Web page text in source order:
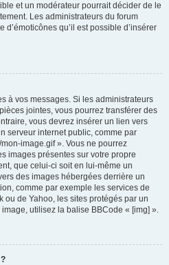
et un modérateur pourrait décider de le
Les administrateurs du forum
qu’il est possible d’insérer
à vos messages. Si les administrateurs
jointes, vous pourrez transférer des
vous devrez insérer un lien vers
serveur internet public, comme par
image.gif ». Vous ne pourrez
images présentes sur votre propre
que celui-ci soit en lui-même un
des images hébergées derrière un
comme par exemple les services de
de Yahoo, les sites protégés par un
utilisez la balise BBCode « [img] ».